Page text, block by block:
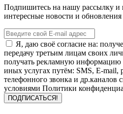
Подпишитесь на нашу рассылку и
интересные новости и
Я, даю своё согласие на:
передачу третьим лицам своих
получать рекламную информацию
иных услугах путём: SMS, E-mail,
телефонного звонка и др.каналов
условиями Политики